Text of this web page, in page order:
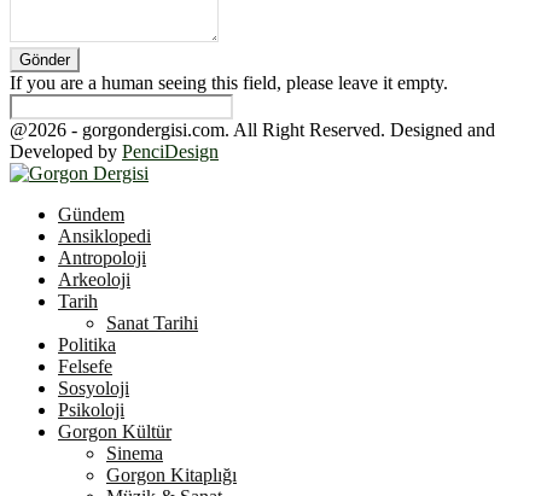
If you are a human seeing this field, please leave it empty.
@2026 - gorgondergisi.com. All Right Reserved. Designed and
Developed by PenciDesign
Gündem
Ansiklopedi
Antropoloji
Arkeoloji
Tarih
Sanat Tarihi
Politika
Felsefe
Sosyoloji
Psikoloji
Gorgon Kültür
Sinema
Gorgon Kitaplığı